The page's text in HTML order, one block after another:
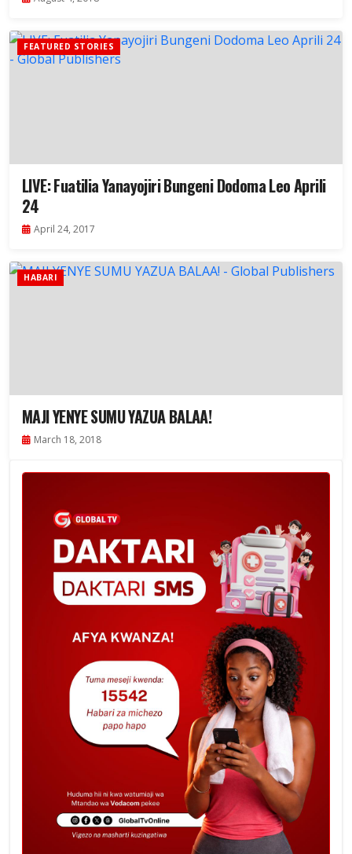
FEATURED STORIES
LIVE: Fuatilia Yanayojiri Bungeni Dodoma Leo Aprili
24
April 24, 2017
HABARI
MAJI YENYE SUMU YAZUA BALAA!
March 18, 2018